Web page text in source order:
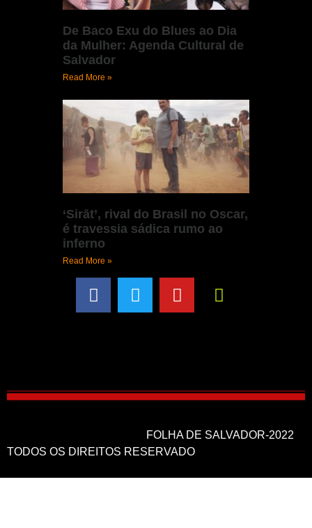
De Baco Exu do Blues ao Dia
da Mulher: Agenda Cultural de
Salvador
Read More »
‘Sirāt’, rival do Brasil no Oscar,
é travessia sádica rumo ao
inferno
Read More »
FOLHA DE SALVADOR-2022
TODOS OS DIREITOS RESERVADO